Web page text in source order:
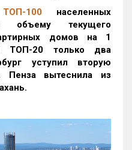
ТОП-100 населенных
объему текущего
домов на 1
ТОП-20 только два
уступил вторую
Пенза вытеснила из